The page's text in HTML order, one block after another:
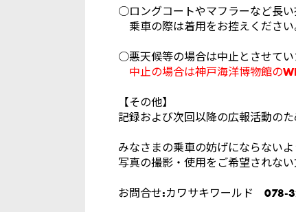
○ロングコートやマフラーなど長い
乗車の際は着用をお控えください
○悪天候等の場合は中止とさせてい
中止の場合は神戸海洋博物館の
【その他】
記録および次回以降の広報活動の
みなさまの乗車の妨げにならない
写真の撮影・使用をご希望されな
お問合せ:カワサキワールド 078-